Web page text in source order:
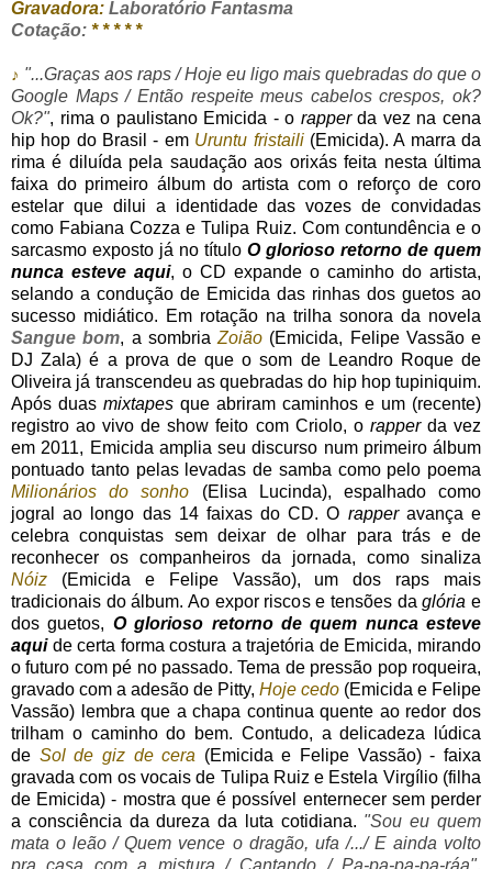
Gravadora: Laboratório Fantasma
Cotação: * * * * *
♪ "...Graças aos raps / Hoje eu ligo mais quebradas do que o
Google Maps / Então respeite meus cabelos crespos, ok?
Ok?", rima o paulistano Emicida - o rapperda vez na cena
hip hop do Brasil - em Uruntu fristaili(Emicida). A marra da
rima é diluída pela saudação aos orixás feita nesta última
faixa do primeiro álbum do artista com o reforço de coro
estelar que dilui a identidade das vozes de convidadas
como Fabiana Cozza e Tulipa Ruiz. Com contundência e o
sarcasmo exposto já no título O glorioso retorno de quem
nunca esteve aqui, o CD expande o caminho do artista,
selando a condução de Emicida das rinhas dos guetos ao
sucesso midiático. Em rotação na trilha sonora da novela
Sangue bom, a sombria Zoião (Emicida, Felipe Vassão e
DJ Zala) é a prova de que o som de Leandro Roque de
Oliveira já transcendeu as quebradas do hip hop tupiniquim.
Após duas mixtapes que abriram caminhos e um (recente)
registro ao vivo de show feito com Criolo, o rapperda vez
em 2011, Emicida amplia seu discurso num primeiro álbum
pontuado tanto pelas levadas de samba como pelo poema
Milionários do sonho (Elisa Lucinda), espalhado como
jogral ao longo das 14 faixas do CD. O rapperavança e
celebra conquistas sem deixar de olhar para trás e de
reconhecer os companheiros da jornada, como sinaliza
Nóiz (Emicida e Felipe Vassão), um dos raps mais
tradicionais do álbum. Ao expor riscos e tensões daglória e
dos guetos, O glorioso retorno de quem nunca esteve
aqui de certa forma costura a trajetória de Emicida, mirando
o futuro com pé no passado. Tema de pressão pop roqueira,
gravado com a adesão de Pitty, Hoje cedo (Emicida e Felipe
Vassão) lembra que a chapa continua quente ao redor dos
trilham o caminho do bem. Contudo, a delicadeza lúdica
de Sol de giz de cera (Emicida e Felipe Vassão) - faixa
gravada com os vocais de Tulipa Ruiz e Estela Virgílio (filha
de Emicida) - mostra que é possível enternecer sem perder
a consciência da dureza da luta cotidiana. "Sou eu quem
mata o leão / Quem vence o dragão, ufa /.../ E ainda volto
pra casa com a mistura / Cantando / Pa-pa-pa-pa-ráa",